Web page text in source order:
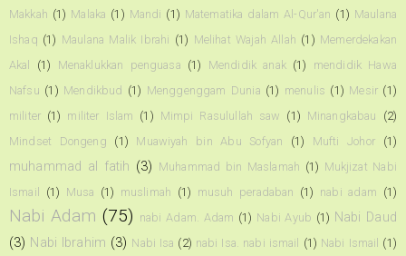
Makkah (1) Malaka (1) Mandi (1) Matematika dalam Al-Qur'an (1) Maulana
Ishaq (1) Maulana Malik Ibrahi (1) Melihat Wajah Allah (1) Memerdekakan
Akal
(1) Menaklukkan penguasa (1) Mendidik anak (1)
mendidik Hawa
Nafsu (1) Mendikbud (1) Menggenggam Dunia (1) menulis (1) Mesir (1)
militer (1) militer Islam (1) Mimpi Rasulullah saw (1) Minangkabau
(2)
Mindset Dongeng
(1) Muawiyah bin Abu Sofyan (1) Mufti Johor (1)
muhammad al fatih (3) Muhammad bin Maslamah (1) Mukjizat Nabi
Ismail
(1) Musa (1) muslimah (1) musuh peradaban (1) nabi adam (1)
Nabi Adam (75) nabi Adam. Adam (1) Nabi Ayub (1) Nabi Daud
(3) Nabi Ibrahim (3) Nabi Isa (2) nabi Isa. nabi ismail (1) Nabi Ismail (1)